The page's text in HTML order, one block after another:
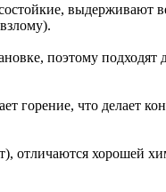
выдерживают
поэтому подходят
горение, что делает
отличаются хорошей